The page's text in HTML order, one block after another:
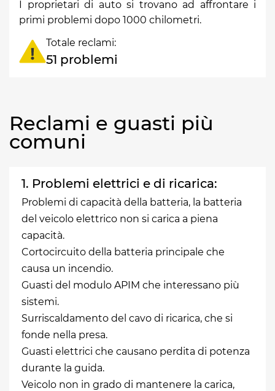
I proprietari di auto si trovano ad affrontare i
primi problemi dopo 1000 chilometri.
Totale reclami:
51 problemi
Reclami e guasti più
comuni
1. Problemi elettrici e di ricarica:
Problemi di capacità della batteria, la batteria
del veicolo elettrico non si carica a piena
capacità.
Cortocircuito della batteria principale che
causa un incendio.
Guasti del modulo APIM che interessano più
sistemi.
Surriscaldamento del cavo di ricarica, che si
fonde nella presa.
Guasti elettrici che causano perdita di potenza
durante la guida.
Veicolo non in grado di mantenere la carica,